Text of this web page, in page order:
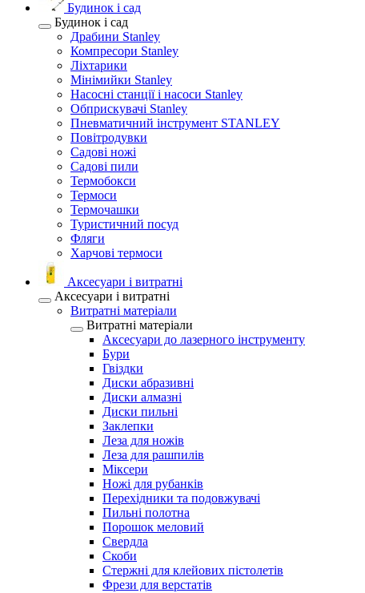
Будинок і сад
Будинок і сад
Драбини Stanley
Компресори Stanley
Ліхтарики
Мінімийки Stanley
Насосні станції і насоси Stanley
Обприскувачі Stanley
Пневматичний інструмент STANLEY
Повітродувки
Садові ножі
Садові пили
Термобокси
Термоси
Термочашки
Туристичний посуд
Фляги
Харчові термоси
Аксесуари і витратні
Аксесуари і витратні
Витратні матеріали
Витратні матеріали
Аксесуари до лазерного інструменту
Бури
Гвіздки
Диски абразивні
Диски алмазні
Диски пильні
Заклепки
Леза для ножів
Леза для рашпилів
Міксери
Ножі для рубанків
Перехідники та подовжувачі
Пильні полотна
Порошок меловий
Свердла
Скоби
Стержні для клейових пістолетів
Фрези для верстатів